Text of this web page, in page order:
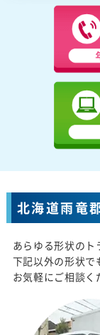
北海道雨竜
あらゆる形状のト
下記以外の形状で
お気軽にご相談く